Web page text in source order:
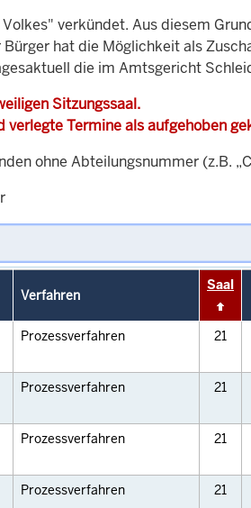
verkündet. Aus diesem
hat die Möglichkeit als
die im Amtsgericht
Sitzungssaal.
Termine als aufgehoben
ohne Abteilungsnummer (z.B.
Verfahren
Saal
Prozessverfahren 21
Prozessverfahren 21
Prozessverfahren 21
Prozessverfahren 21